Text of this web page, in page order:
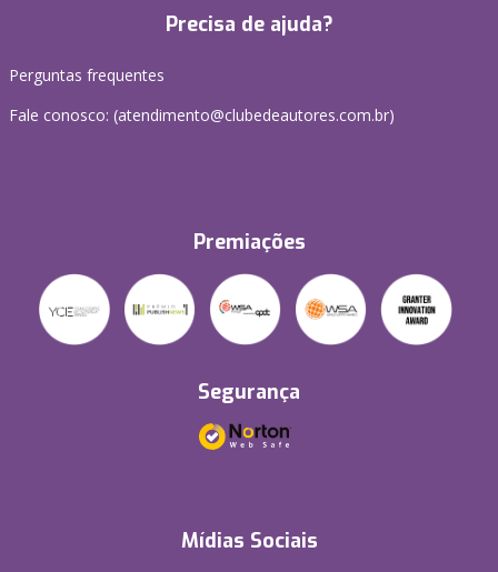
Precisa de ajuda?
Perguntas frequentes
Fale conosco: (atendimento@clubedeautores.com.br)
Premiações
Segurança
Mídias Sociais